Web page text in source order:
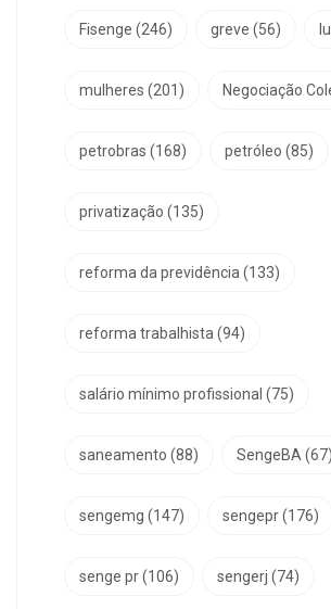
Fisenge (246) greve (56)
mulheres (201) Negociação
petrobras (168) petróleo (85)
privatização (135)
reforma da previdência (133)
reforma trabalhista (94)
salário mínimo profissional (75)
saneamento (88) SengeBA (67)
sengemg (147) sengepr(176)
senge pr(106) sengerj (74)